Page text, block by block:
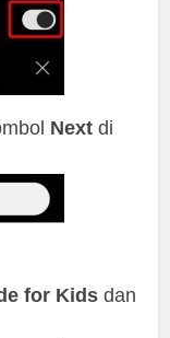
Next di
for Kidsdan